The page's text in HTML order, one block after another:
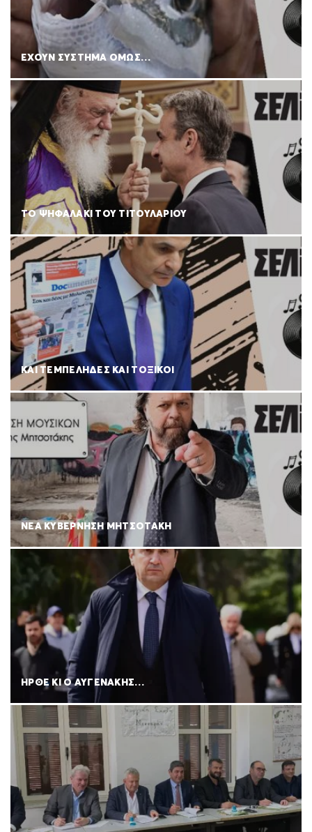
ΕΧΟΥΝ ΣΥΣΤΗΜΑ ΟΜΩΣ…
ΤΟ ΨΗΦΑΛΑΚΙ ΤΟΥ ΤΙΤΟΥΛΑΡΙΟΥ
ΚΑΙ ΤΕΜΠΕΛΗΔΕΣ ΚΑΙ ΤΟΞΙΚΟΙ
ΝΕΑ ΚΥΒΕΡΝΗΣΗ ΜΗΤΣΟΤΑΚΗ
ΗΡΘΕ ΚΙ Ο ΑΥΓΕΝΑΚΗΣ…